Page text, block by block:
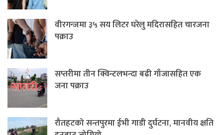
वीरगन्जमा ३५ सय लिटर घरेलु मदिरासहित चारजना
पक्राउ
सप्तरीमा तीन क्विन्टलभन्दा बढी गाँजासहित एक
जना पक्राउ
रौतहटको सन्तपुरमा ईभी गाडी दुर्घटना, मानवीय क्षति